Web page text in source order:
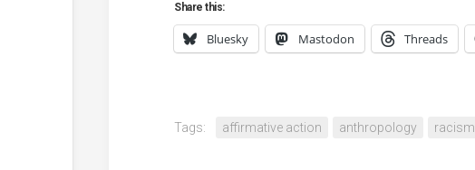
Share this:
Bluesky Mastodon Threads
Tags: affirmative action anthropology racism